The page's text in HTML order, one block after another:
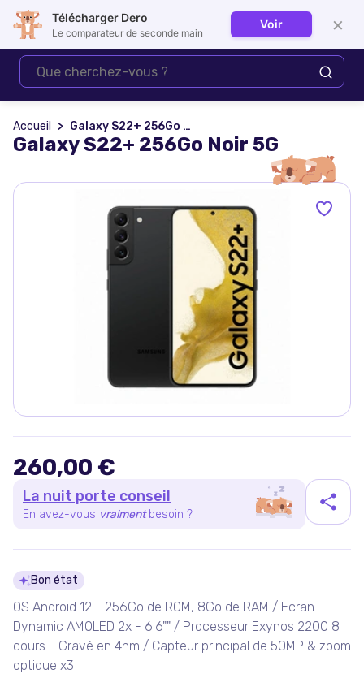
Se connecter
Accueil Galaxy S22+ 256Go Noir 5G
Galaxy S22+ 256Go Noir 5G
260,00 €
La nuit porte conseil
En avez-vous vraiment besoin ?
Détails du produit
Bon état
OS Android 12 - 256Go de ROM, 8Go de RAM / Ecran
Dynamic AMOLED 2x - 6.6"" / Processeur Exynos 2200 8
cours - Gravé en 4nm / Capteur principal de 50MP & zoom
optique x3
Télécharger Dero
Le comparateur de seconde main
Voir ×